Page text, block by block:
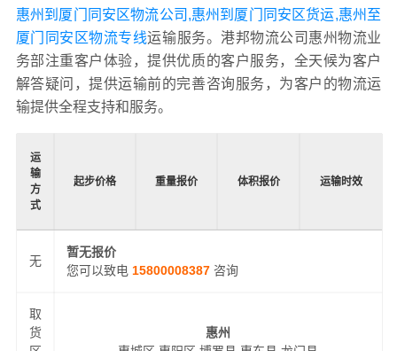
惠州到厦门同安区物流公司,惠州到厦门同安区货运,惠州至
厦门同安区物流专线运输服务。港邦物流公司惠州物流业
务部注重客户体验，提供优质的客户服务，全天候为客户
解答疑问，提供运输前的完善咨询服务，为客户的物流运
输提供全程支持和服务。
运
输
方
式
起步价格 重量报价 体积报价 运输时效
无
暂无报价
您可以致电 15800008387 咨询
取
货
惠州